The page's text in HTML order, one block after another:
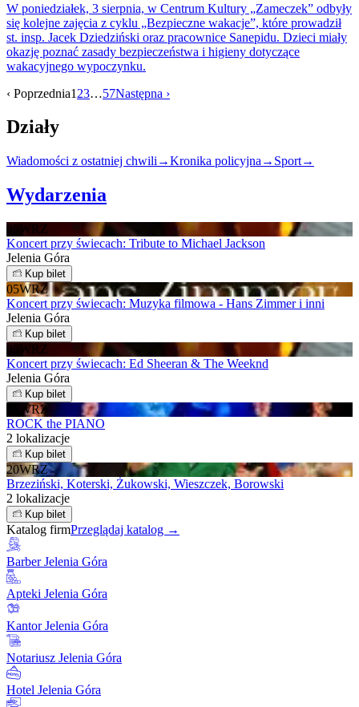
W poniedziałek, 3 sierpnia, w Centrum Kultury „Zameczek” odbyły
się kolejne zajęcia z cyklu „Bezpieczne wakacje”, które prowadził
st. insp. Jacek Dziedziński oraz pracownice Sanepidu. Dzieci miały
okazję poznać zasady bezpieczeństwa i higieny dotyczące
wakacyjnego wypoczynku.
‹ Poprzednia1 23…57Następna ›
Działy
Wiadomości z ostatniej chwili →Kronika policyjna → Sport→
Wydarzenia
05WRZ
Koncert przy świecach: Tribute to Michael Jackson
Jelenia Góra
Kup bilet
05WRZ
Koncert przy świecach: Muzyka filmowa - Hans Zimmer i inni
Jelenia Góra
Kup bilet
05WRZ
Koncert przy świecach: Ed Sheeran & The Weeknd
Jelenia Góra
Kup bilet
WRZ
ROCK the PIANO
2 lokalizacje
Kup bilet
20WRZ
Brzeziński, Koterski, Żukowski, Wieszczek, Borowski
2 lokalizacje
Kup bilet
Katalog firmPrzeglądaj katalog →
Barber Jelenia Góra
Apteki Jelenia Góra
Kantor Jelenia Góra
Notariusz Jelenia Góra
Hotel Jelenia Góra